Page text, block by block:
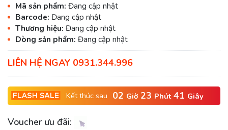
Mã sản phẩm: Đang cập nhật
Barcode: Đang cập nhật
Thương hiệu: Đang cập nhật
Dòng sản phẩm: Đang cập nhật
LIÊN HỆ NGAY 0931.344.996
Kết thúc sau 02 Giờ 23 Phút 40 Giây
Voucher ưu đãi: